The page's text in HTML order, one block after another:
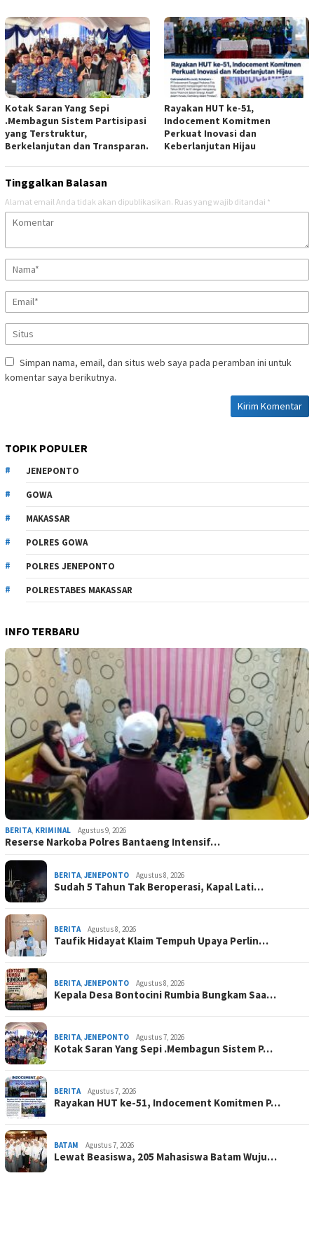
Kotak Saran Yang Sepi
.Membagun Sistem Partisipasi
yang Terstruktur,
Berkelanjutan dan Transparan.
Rayakan HUT ke-51,
Indocement Komitmen
Perkuat Inovasi dan
Keberlanjutan Hijau
Tinggalkan Balasan
Alamat email Anda tidak akan dipublikasikan. Ruas yang wajib ditandai *
Simpan nama, email, dan situs web saya pada peramban ini untuk
komentar saya berikutnya.
TOPIK POPULER
JENEPONTO
GOWA
MAKASSAR
POLRES GOWA
POLRES JENEPONTO
POLRESTABES MAKASSAR
INFO TERBARU
BERITA, KRIMINAL Agustus 9, 2026
Reserse Narkoba Polres Bantaeng Intensif…
BERITA, JENEPONTO Agustus 8, 2026
Sudah 5 Tahun Tak Beroperasi, Kapal Lati…
BERITA Agustus 8, 2026
Taufik Hidayat Klaim Tempuh Upaya Perlin…
BERITA, JENEPONTO Agustus 8, 2026
Kepala Desa Bontocini Rumbia Bungkam Saa…
BERITA, JENEPONTO Agustus 7, 2026
Kotak Saran Yang Sepi .Membagun Sistem P…
BERITA Agustus 7, 2026
Rayakan HUT ke-51, Indocement Komitmen P…
BATAM Agustus 7, 2026
Lewat Beasiswa, 205 Mahasiswa Batam Wuju…